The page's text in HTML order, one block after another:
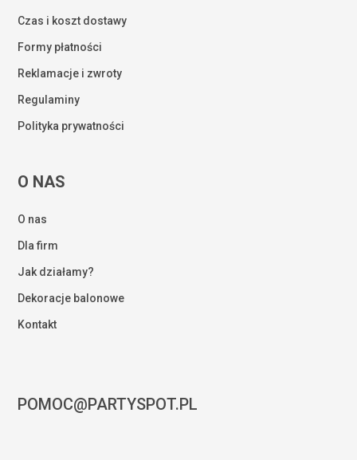
Czas i koszt dostawy
Formy płatności
Reklamacje i zwroty
Regulaminy
Polityka prywatności
O NAS
O nas
Dla firm
Jak działamy?
Dekoracje balonowe
Kontakt
POMOC@PARTYSPOT.PL